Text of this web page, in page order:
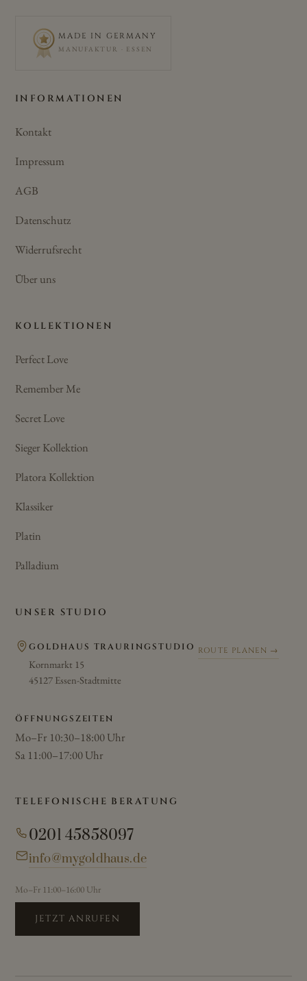
MADE IN GERMANY
MANUFAKTUR · ESSEN
INFORMATIONEN
Kontakt
Impressum
AGB
Datenschutz
Widerrufsrecht
Über uns
KOLLEKTIONEN
Perfect Love
Remember Me
Secret Love
Sieger Kollektion
Platora Kollektion
Klassiker
Platin
Palladium
UNSER STUDIO
GOLDHAUS TRAURINGSTUDIO
Kornmarkt 15
45127 Essen-Stadtmitte
ROUTE PLANEN →
ÖFFNUNGSZEITEN
Mo–Fr 10:30–18:00 Uhr
Sa 11:00–17:00 Uhr
TELEFONISCHE BERATUNG
0201 45858097
info@mygoldhaus.de
Mo–Fr 11:00–16:00 Uhr
JETZT ANRUFEN